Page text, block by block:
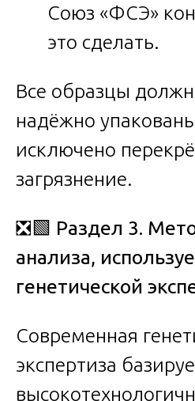
Союз «ФСЭ»
это сделать.
Все образцы
надёжно
исключено
загрязнение.
❎🟩 Раздел 3.
анализа,
генетической
Современная
экспертиза